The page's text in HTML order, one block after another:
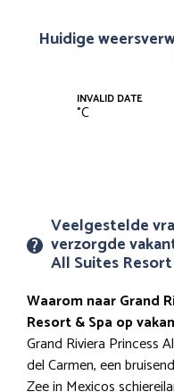
Huidige
INVALID DATE
°C
Veelgestelde
verzorgde
All Suites
Waarom naar Grand
Resort & Spa op
Grand Riviera Princess
del Carmen, een